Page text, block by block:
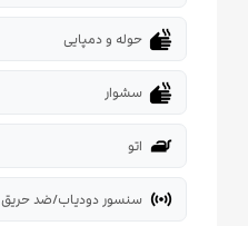
dry حوله و دمپایی
dry سشوار
iron اتو
sensors سنسور دودیاب/ضد حریق